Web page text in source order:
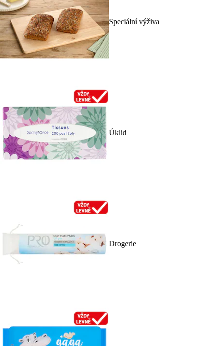
Speciální výživa
Úklid
Drogerie